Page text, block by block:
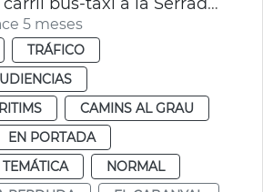
5 meses
TRÁFICO
CAMINS AL GRAU
EN PORTADA
NORMAL